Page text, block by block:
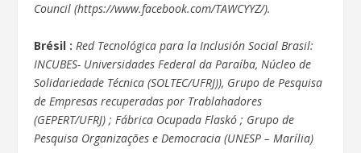
Council (https://www.facebook.com/TAWCYYZ/).
Brésil : Red Tecnológica para la Inclusión Social Brasil:
INCUBES- Universidades Federal da Paraíba, Núcleo de
Solidariedade Técnica (SOLTEC/UFRJ)), Grupo de Pesquisa
de Empresas recuperadas por Trablahadores
(GEPERT/UFRJ) ; Fábrica Ocupada Flaskó ; Grupo de
Pesquisa Organizações e Democracia (UNESP – Marília)